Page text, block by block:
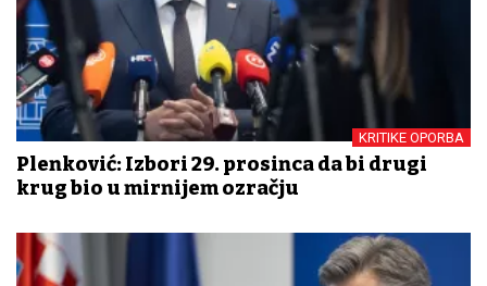
KRITIKE OPORBA
Plenković: Izbori 29. prosinca da bi drugi
krug bio u mirnijem ozračju